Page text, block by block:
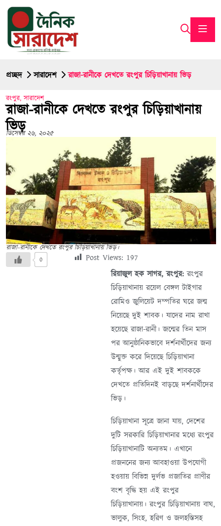
প্রচ্ছদ সারাদেশ রাজা-রানীকে দেখতে রংপুর চিড়িয়াখানায় ভিড়
রংপুর,সারাদেশ
রাজা-রানীকে দেখতে রংপুর চিড়িয়াখানায়
ভিড়
ডিসেম্বর ২৬, ২০২৫
রাজা-রানীকে দেখতে রংপুর চিড়িয়াখানায় ভিড়।
0 Post Views: 197
রিয়াজুল হক সাগর, রংপুর:রংপুর
চিড়িয়াখানায় রয়েল বেঙ্গল টাইগার
রোমিও জুলিয়েট দম্পতির ঘরে জন্ম
নিয়েছে দুই শাবক। যাদের নাম রাখা
হয়েছে রাজা-রানী। জন্মের তিন মাস
পর আনুষ্ঠানিকভাবে দর্শনার্থীদের জন্য
উন্মুক্ত করে দিয়েছে চিড়িয়াখানা
কর্তৃপক্ষ। আর এই দুই শাবককে
দেখতে প্রতিদিনই বাড়ছে দর্শনার্থীদের
ভিড়।
চিড়িয়াখানা সূত্রে জানা যায়, দেশের
দুটি সরকারি চিড়িয়াখানার মধ্যে রংপুর
চিড়িয়াখানাটি অন্যতম। এখানে
প্রজননের জন্য আবহাওয়া উপযোগী
হওয়ায় বিভিন্ন দুর্লভ প্রজাতির প্রাণীর
বংশ বৃদ্ধি হয় এই রংপুর
চিড়িয়াখানায়। রংপুর চিড়িয়াখানায় বাঘ,
ভালুক, সিংহ, হরিণ ও জলহস্তিসহ